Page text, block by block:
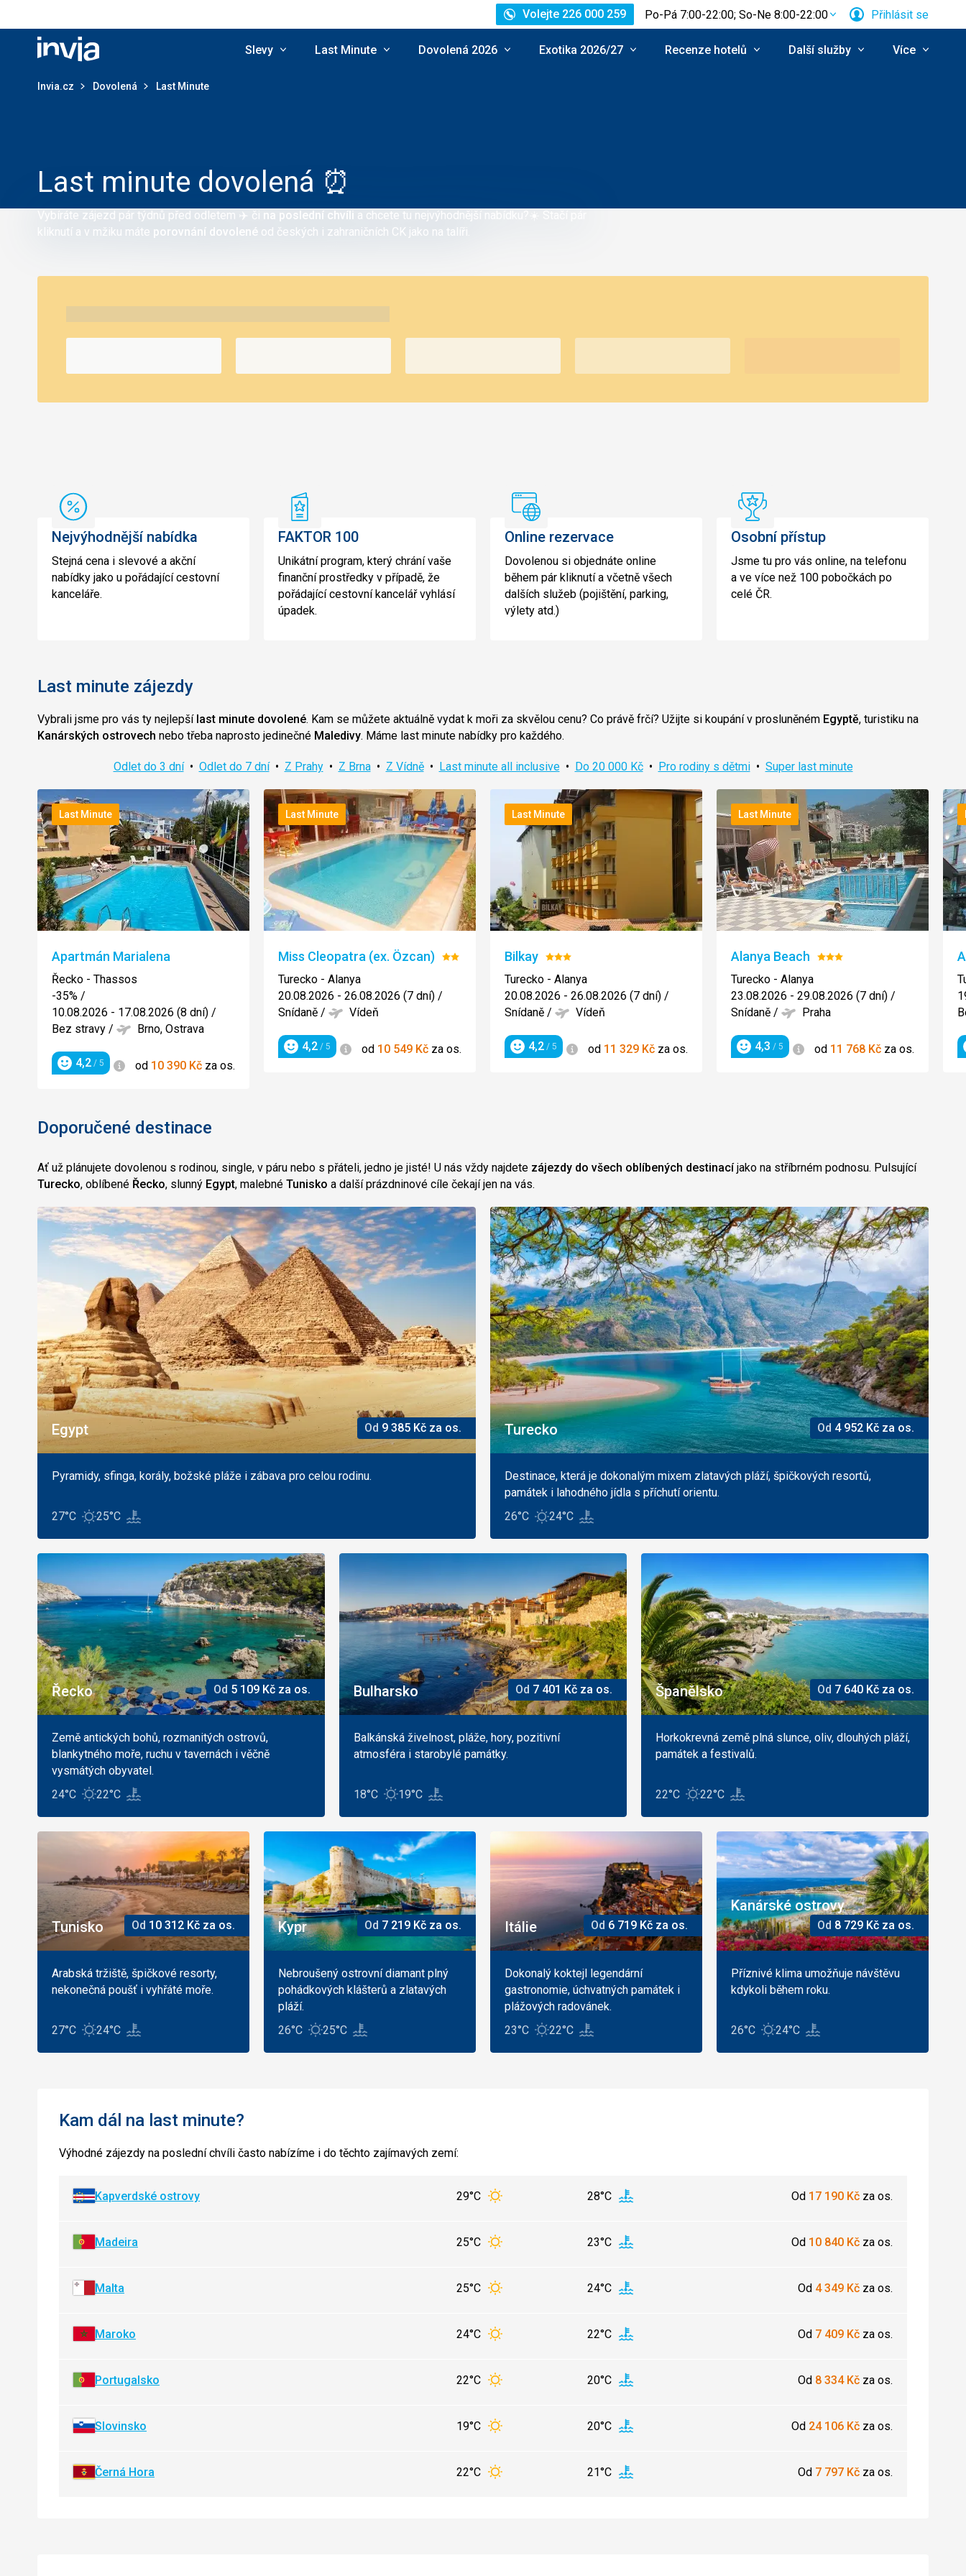
Volejte 226 000 259 Po-Pá 7:00-22:00; So-Ne 8:00-22:00 Přihlásit se
Slevy Last Minute Dovolená 2026 Exotika 2026/27 Recenze hotelů Další služby Více
Invia.cz Dovolená Last Minute
Last minute dovolená ⏰
Vybíráte zájezd pár týdnů před odletem ✈️ či na poslední chvíli a chcete tu nejvýhodnější nabídku?
kliknutí a v mžiku máte porovnání dovolené od českých i zahraničních CK jako na talíři.
Nejvýhodnější
nabídka
Nejvýhodnější nabídka
Stejná cena i slevové a akční
nabídky jako u pořádající cestovní
kanceláře.
FAKTOR
100
FAKTOR 100
Unikátní program, který chrání vaše
finanční prostředky v případě, že
pořádající cestovní kancelář vyhlásí
úpadek.
Online
rezervace
Online rezervace
Dovolenou si objednáte online
během pár kliknutí a včetně všech
dalších služeb (pojištění, parking,
výlety atd.)
Osobní
přístup
Osobní přístup
Jsme tu pro vás online, na telefonu
a ve více než 100 pobočkách po
celé ČR.
Last minute zájezdy
Vybrali jsme pro vás ty nejlepší last minute dovolené. Kam se můžete aktuálně vydat k moři za skvělou cenu? Co právě frčí? Užijte si koupání v prosluněném Egyptě, turistiku na
Kanárských ostrovech nebo třeba naprosto jedinečné Maledivy. Máme last minute nabídky pro každého.
Odlet do 3 dní• Odlet do 7 dní• Z Prahy• Z Brna• Z Vídně• Last minute all inclusive• Do 20 000 Kč• Pro rodiny s dětmi• Super last minute
Last Minute
Apartmán Marialena
Řecko - Thassos
-35% /
10.08.2026 - 17.08.2026 (8 dní) /
Bez stravy / Brno, Ostrava
Hodnocení
4,2 / 5 Informace
od 10 390 Kč za os.
Last Minute
Miss Cleopatra (ex. Özcan) Hodnocení:
Turecko - Alanya
20.08.2026 - 26.08.2026 (7 dní) /
Snídaně / Vídeň
Hodnocení
4,2 / 5 Informace
od 10 549 Kč za os.
Last Minute
Bilkay Hodnocení:
3/5
Turecko - Alanya
20.08.2026 - 26.08.2026 (7 dní) /
Snídaně / Vídeň
Hodnocení
4,2 / 5 Informace
od 11 329 Kč za os.
Last Minute
Alanya Beach Hodnocení:
Turecko - Alanya
23.08.2026 - 29.08.2026 (7 dní) /
Snídaně / Praha
Hodnocení
4,3 / 5 Informace
od 11 768 Kč za os.
Doporučené destinace
Ať už plánujete dovolenou s rodinou, single, v páru nebo s přáteli, jedno je jisté! U nás vždy najdete zájezdy do všech oblíbených destinacíjako na stříbrném podnosu. Pulsující
Turecko, oblíbené Řecko, slunný Egypt, malebné Tunisko a další prázdninové cíle čekají jen na vás.
Egypt Od 9 385 Kč za os.
Pyramidy, sfinga, korály, božské pláže i zábava pro celou rodinu.
27°C 25°C
Turecko Od 4 952 Kč za os.
Destinace, která je dokonalým mixem zlatavých pláží, špičkových resortů,
památek i lahodného jídla s příchutí orientu.
26°C
24°C
Řecko Od 5 109 Kč za os.
Země antických bohů, rozmanitých ostrovů,
blankytného moře, ruchu v tavernách i věčně
vysmátých obyvatel.
24°C
22°C
Bulharsko Od 7 401 Kč za os.
Balkánská živelnost, pláže, hory, pozitivní
atmosféra i starobylé památky.
18°C 19°C
Španělsko Od 7 640 Kč za os.
Horkokrevná země plná slunce, oliv, dlouhých pláží,
památek a festivalů.
22°C 22°C
Tunisko Od 10 312 Kč za os.
Arabská tržiště, špičkové resorty,
nekonečná poušť i vyhřáté moře.
27°C 24°C
Kypr Od 7 219 Kč za os.
Nebroušený ostrovní diamant plný
pohádkových klášterů a zlatavých
pláží.
26°C
25°C
Itálie Od 6 719 Kč za os.
Dokonalý koktejl legendární
gastronomie, úchvatných památek i
plážových radovánek.
23°C
22°C
Kanárské ostrovy
Od 8 729 Kč za os.
Příznivé klima umožňuje návštěvu
kdykoli během roku.
26°C 24°C
Kam dál na last minute?
Výhodné zájezdy na poslední chvíli často nabízíme i do těchto zajímavých zemí:
Kapverdské ostrovy 29°C 28°C Od 17 190 Kč za os.
Madeira 25°C 23°C Od 10 840 Kč za os.
Malta 25°C 24°C Od 4 349 Kč za os.
Maroko 24°C 22°C Od 7 409 Kč za os.
Portugalsko 22°C 20°C Od 8 334Kč za os.
Slovinsko 19°C 20°C Od 24 106 Kč za os.
Černá Hora 22°C 21°C Od 7 797 Kč za os.